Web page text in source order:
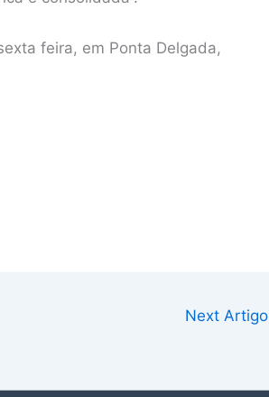
feira, em Ponta Delgada,
Next Artigo